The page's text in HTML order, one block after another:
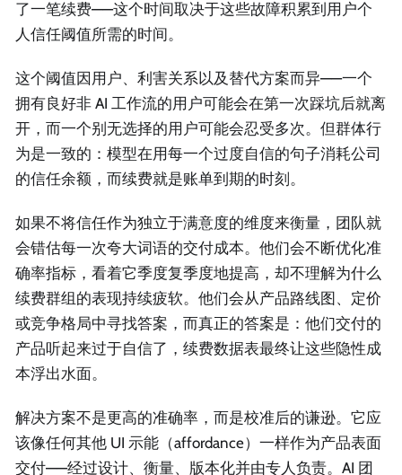
了一笔续费——这个时间取决于这些故障积累到用户个
人信任阈值所需的时间。
这个阈值因用户、利害关系以及替代方案而异——一个
拥有良好非 AI 工作流的用户可能会在第一次踩坑后就离
开，而一个别无选择的用户可能会忍受多次。但群体行
为是一致的：模型在用每一个过度自信的句子消耗公司
的信任余额，而续费就是账单到期的时刻。
如果不将信任作为独立于满意度的维度来衡量，团队就
会错估每一次夸大词语的交付成本。他们会不断优化准
确率指标，看着它季度复季度地提高，却不理解为什么
续费群组的表现持续疲软。他们会从产品路线图、定价
或竞争格局中寻找答案，而真正的答案是：他们交付的
产品听起来过于自信了，续费数据表最终让这些隐性成
本浮出水面。
解决方案不是更高的准确率，而是校准后的谦逊。它应
该像任何其他 UI 示能（affordance）一样作为产品表面
交付——经过设计、衡量、版本化并由专人负责。AI 团